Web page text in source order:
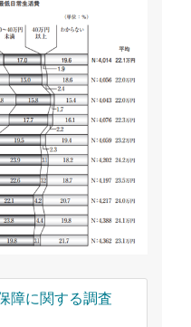
障に関する調査